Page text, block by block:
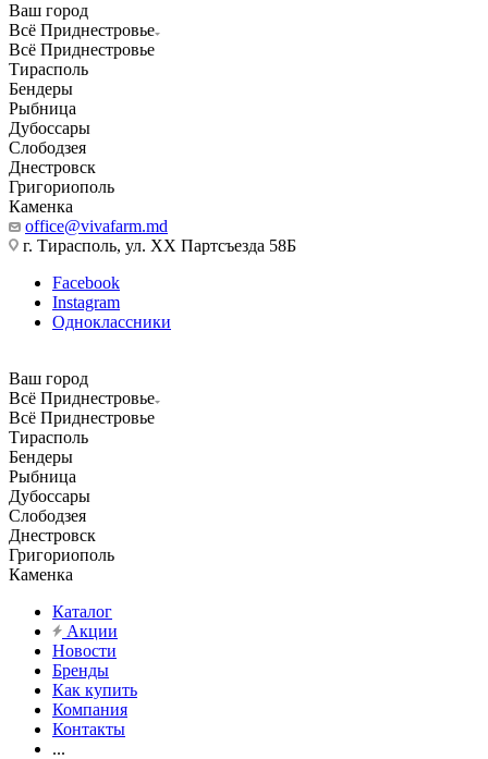
Ваш город
Всё Приднестровье
Всё Приднестровье
Тирасполь
Бендеры
Рыбница
Дубоссары
Слободзея
Днестровск
Григориополь
Каменка
office@vivafarm.md
г. Тирасполь, ул. ХХ Партсъезда 58Б
Facebook
Instagram
Одноклассники
Ваш город
Всё Приднестровье
Всё Приднестровье
Тирасполь
Бендеры
Рыбница
Дубоссары
Слободзея
Днестровск
Григориополь
Каменка
Каталог
Акции
Новости
Бренды
Как купить
Компания
Контакты
...